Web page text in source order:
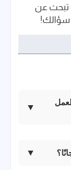
تبحث عن
سؤالك!